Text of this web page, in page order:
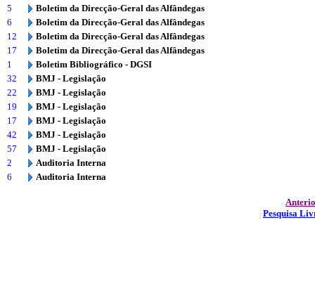
5
Boletim da Direcção-Geral das Alfândegas
6
Boletim da Direcção-Geral das Alfândegas
12
Boletim da Direcção-Geral das Alfândegas
17
Boletim da Direcção-Geral das Alfândegas
1
Boletim Bibliográfico - DGSI
32
BMJ - Legislação
22
BMJ - Legislação
19
BMJ - Legislação
17
BMJ - Legislação
42
BMJ - Legislação
57
BMJ - Legislação
2
Auditoria Interna
6
Auditoria Interna
Pesquisa